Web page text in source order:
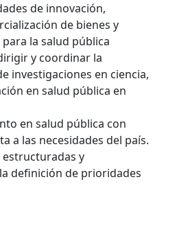
de innovación,
de bienes y
la salud pública
y coordinar la
investigaciones en ciencia,
en salud pública en
en salud pública con
a las necesidades del país.
estructuradas y
definición de prioridades